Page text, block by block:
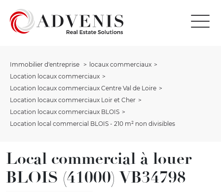
Immobilier d'entreprise
locaux commerciaux
Location locaux commerciaux
Location locaux commerciaux Centre Val de Loire
Location locaux commerciaux Loir et Cher
Location locaux commerciaux BLOIS
Location local commercial BLOIS - 210 m² non divisibles
Local commercial à louer
BLOIS (41000) VB34798